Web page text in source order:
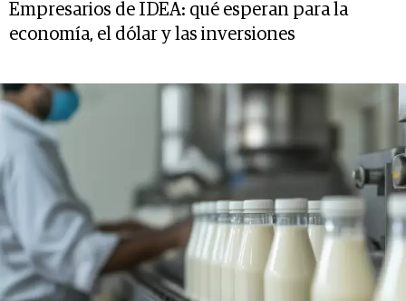
Empresarios de IDEA: qué esperan para la
economía, el dólar y las inversiones